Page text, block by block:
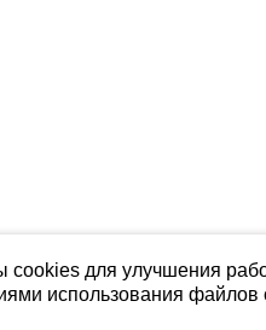
для улучшения
использования файлов